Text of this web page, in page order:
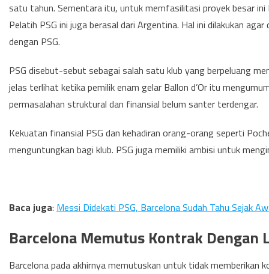
satu tahun. Sementara itu, untuk memfasilitasi proyek besar
Pelatih PSG ini juga berasal dari Argentina. Hal ini dilakukan
dengan PSG.
PSG disebut-sebut sebagai salah satu klub yang berpeluang
jelas terlihat ketika pemilik enam gelar Ballon d’Or itu
permasalahan struktural dan finansial belum santer terdengar.
Kekuatan finansial PSG dan kehadiran orang-orang seperti
menguntungkan bagi klub. PSG juga memiliki ambisi untuk
Baca juga: Messi Didekati PSG, Barcelona Sudah Tahu Sejak
Barcelona Memutus Kontrak Dengan
Barcelona pada akhirnya memutuskan untuk tidak